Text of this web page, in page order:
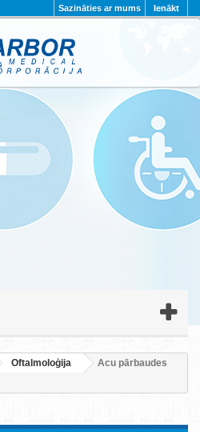
Ienākt
Sazināties ar mums
PROJEKTI
KONTAKTI
Oftalmoloģija
Acu pārbaudes